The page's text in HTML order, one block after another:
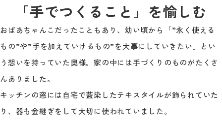
「手でつくること」を愉しむ
おばあちゃんこだったこともあり、幼い頃から「”永く使える
もの”や”手を加えていけるもの”を大事にしていきたい」とい
う想いを持っていた奥様。家の中には手づくりのものがたくさ
んありました。
キッチンの窓には自宅で藍染したテキスタイルが飾られていた
り、器も金継ぎをして大切に使われていました。